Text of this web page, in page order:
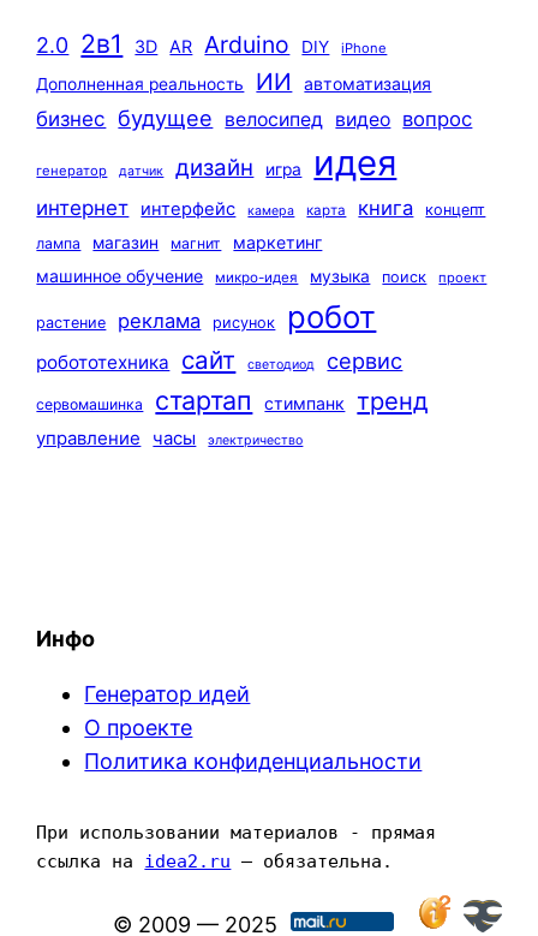
2.0 2в1 3D AR Arduino DIY iPhone
Дополненная реальность ИИ автоматизация
бизнес будущее велосипед видео вопрос
генератор датчик дизайн игра идея
интернет интерфейс камера карта книга
концепт
лампа
магазин магнит
маркетинг
машинное обучение
микро-идея музыка поиск проект
растение реклама рисунок робот
робототехника сайт светодиод сервис
сервомашинка стартап стимпанк тренд
управление часы электричество
Инфо
Генератор идей
О проекте
Политика конфиденциальности
При использовании материалов - прямая
ссылка на idea2.ru — обязательна.
© 2009 — 2025